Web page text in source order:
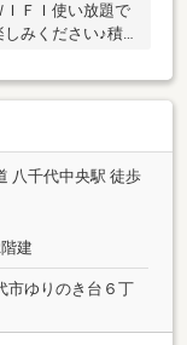
ＦＩ使い放題で
みください♪積
八千代中央駅 徒歩
建
市ゆりのき台６丁